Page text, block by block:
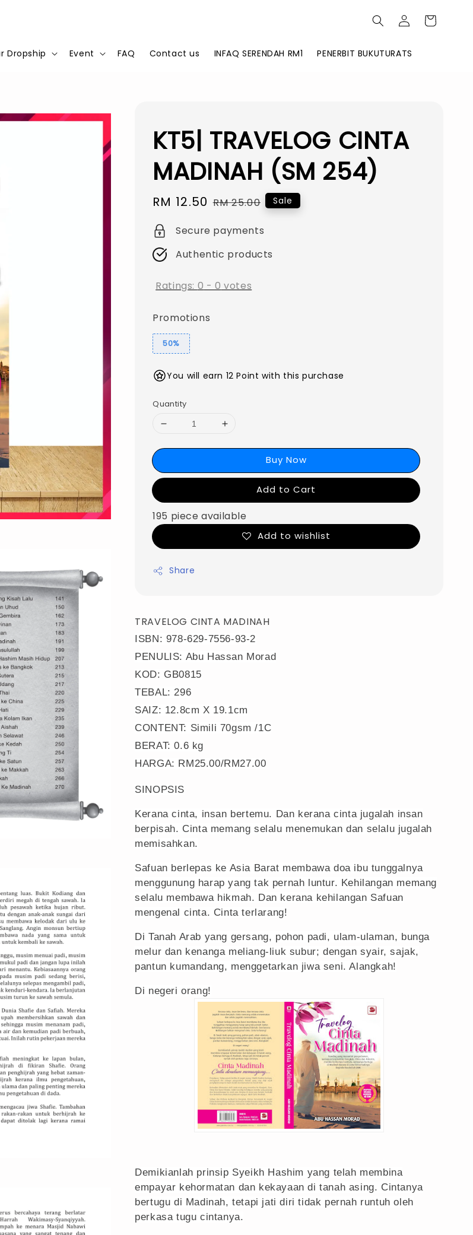
Dropship Event FAQ Contact us INFAQ SERENDAH RM1 PENERBIT BUKUTURATS
KT5| TRAVELOG CINTA
MADINAH (SM 254)
Sale
price
RM 12.50 Regular
RM 25.00 Sale
Secure payments
Authentic products
Ratings: 0 -0 votes
Promotions
50%
You will earn 12 Point with this purchase
Quantity
Buy Now
Add to Cart
195 piece available
Add to wishlist
Share
TRAVELOG CINTA MADINAH
ISBN: 978-629-7556-93-2
PENULIS: Abu Hassan Morad
KOD: GB0815
TEBAL: 296
SAIZ: 12.8cm X 19.1cm
CONTENT: Simili 70gsm /1C
BERAT: 0.6 kg
HARGA: RM25.00/RM27.00
SINOPSIS
Kerana cinta, insan bertemu. Dan kerana cinta jugalah insan
berpisah. Cinta memang selalu menemukan dan selalu jugalah
memisahkan.
Safuan berlepas ke Asia Barat membawa doa ibu tunggalnya
menggunung harap yang tak pernah luntur. Kehilangan memang
selalu membawa hikmah. Dan kerana kehilangan Safuan
mengenal cinta. Cinta terlarang!
Di Tanah Arab yang gersang, pohon padi, ulam-ulaman, bunga
melur dan kenanga meliang-liuk subur; dengan syair, sajak,
pantun kumandang, menggetarkan jiwa seni. Alangkah!
Di negeri orang!
Demikianlah prinsip Syeikh Hashim yang telah membina
empayar kehormatan dan kekayaan di tanah asing. Cintanya
bertugu di Madinah, tetapi jati diri tidak pernah runtuh oleh
perkasa tugu cintanya.